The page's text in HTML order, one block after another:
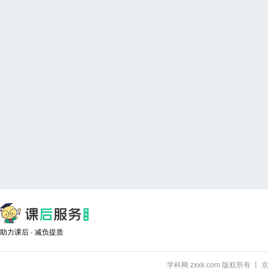
助力课后 · 减负提质
学科网 zxxk.com 版权所有 丨